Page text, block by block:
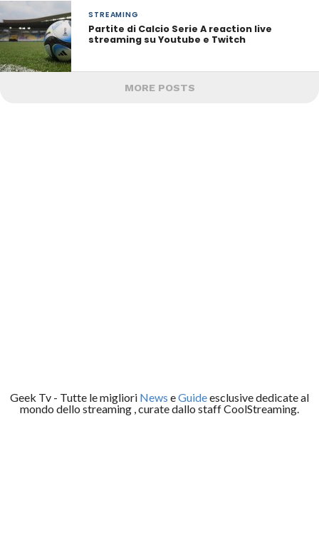
STREAMING
Partite di Calcio Serie A reaction live
streaming su Youtube e Twitch
MORE POSTS
Geek Tv - Tutte le migliori News eGuideesclusive dedicate al
mondo dello streaming , curate dallo staff CoolStreaming.